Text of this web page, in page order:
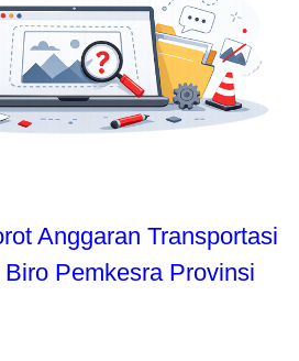
Anggaran Transportasi
Pemkesra Provinsi